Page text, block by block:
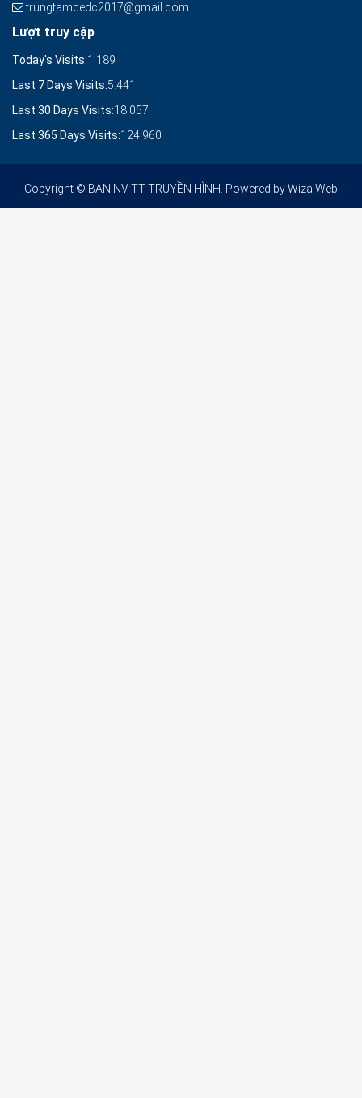
trungtamcedc2017@gmail.com
Lượt truy cập
Today's Visits:1.189
Last 7 Days Visits:5.441
Last 30 Days Visits:18.057
Last 365 Days Visits:124.960
Copyright © BAN NV TT TRUYỀN HÌNH. Powered byWiza Web